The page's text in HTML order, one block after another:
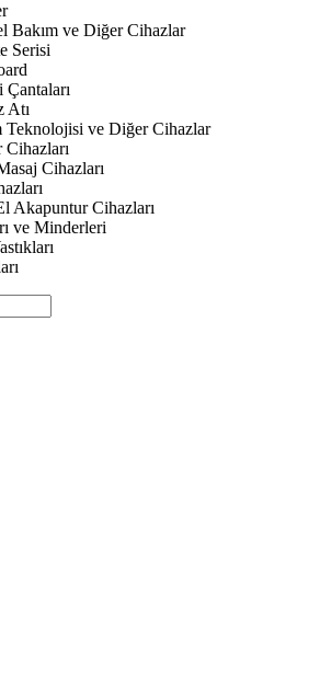
Bakım ve Diğer Cihazlar
Serisi
Atı
Teknolojisi ve Diğer Cihazlar
Cihazları
Akapuntur Cihazları
ve Minderleri